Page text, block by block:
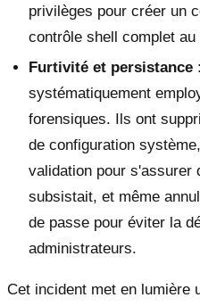
privilèges pour créer un
contrôle shell complet au
Furtivité et persistance :
systématiquement
forensiques. Ils ont
de configuration
validation pour s'assurer
subsistait, et même
de passe pour éviter la
administrateurs.
Cet incident met en lumière